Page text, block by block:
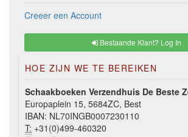
Creeer een Account
Bestaande Klant? Log In
HOE ZIJN WE TE BEREIKEN
Schaakboeken Verzendhuis De Beste
Europaplein 15, 5684ZC, Best
IBAN: NL70INGB0007230110
T: +31(0)499-460320